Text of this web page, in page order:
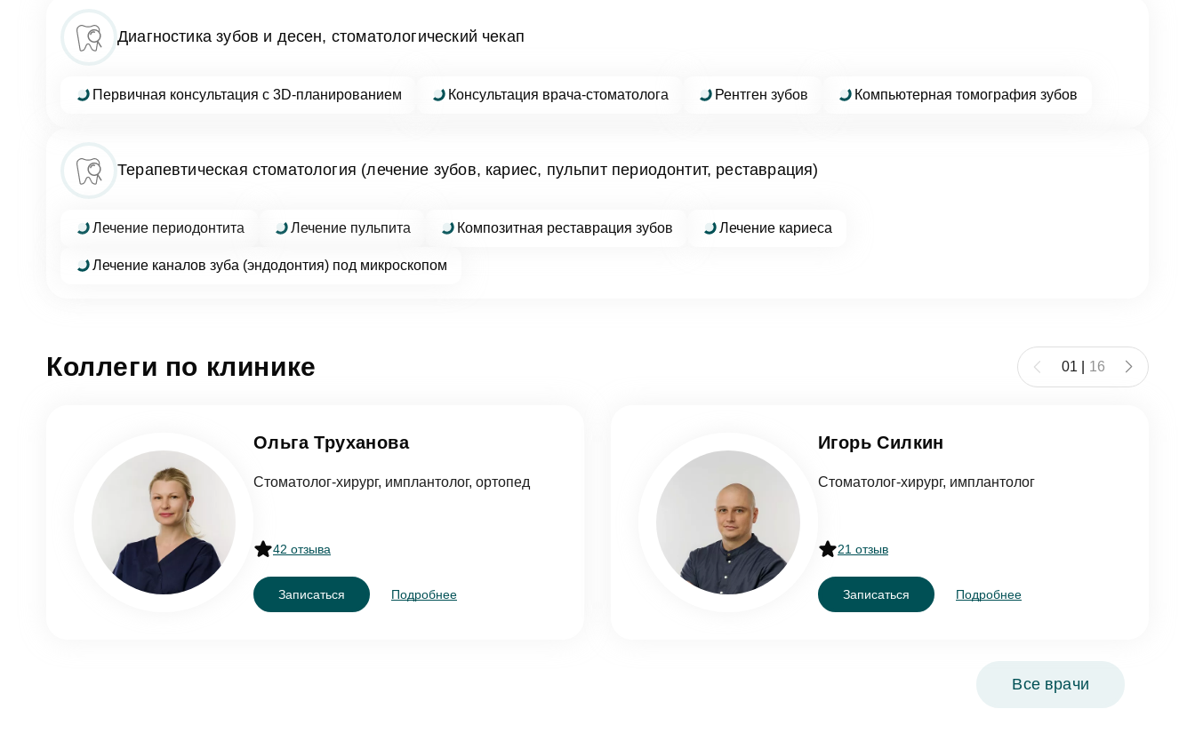
Диагностика зубов и десен, стоматологический чекап
Первичная консультация с 3D-планированием Консультация врача-стоматолога Рентген зубов Компьютерная томография зубов
Терапевтическая стоматология (лечение зубов, кариес, пульпит периодонтит, реставрация)
Лечение периодонтита Лечение пульпита Композитная реставрация зубов Лечение кариеса
Лечение каналов зуба (эндодонтия) под микроскопом
Коллеги по клинике 01 16
Ольга Труханова
Стоматолог-хирург, имплантолог, ортопед
42 отзыва
Записаться Подробнее
Игорь Силкин
Стоматолог-хирург, имплантолог
21 отзыв
Записаться Подробнее
Все врачи
Записаться на приём
Отзыв
Согласен на